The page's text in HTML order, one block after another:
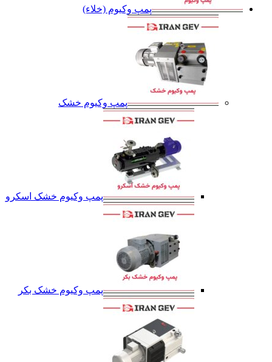
پمپ وکیوم (خلاء)
پمپ وکیوم خشک
پمپ وکیوم خشک اسکرو
پمپ وکیوم خشک بکر